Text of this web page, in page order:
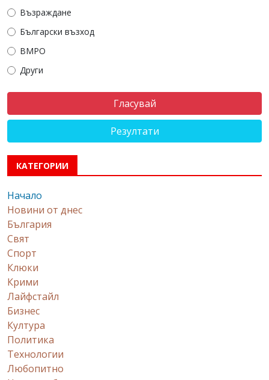
Възраждане
Български възход
ВМРО
Други
Резултати
КАТЕГОРИИ
Начало
Новини от днес
България
Свят
Спорт
Клюки
Крими
Лайфстайл
Бизнес
Култура
Политика
Технологии
Любопитно